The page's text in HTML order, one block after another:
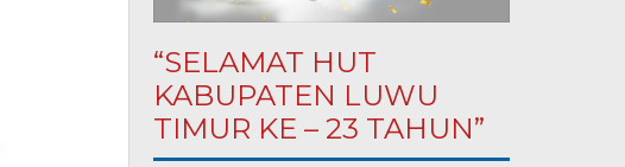
“SELAMAT HUT
KABUPATEN LUWU
TIMUR KE – 23 TAHUN”